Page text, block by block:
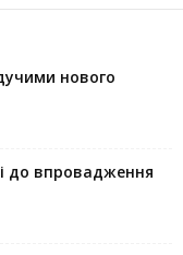
нового
до впровадження